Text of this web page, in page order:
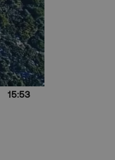
15:53